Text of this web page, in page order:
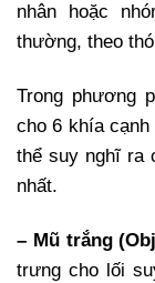
nhân hoặc
thường, theo
Trong phương
cho 6 khía
thể suy nghĩ ra
nhất.
– Mũ trắng
trưng cho lối